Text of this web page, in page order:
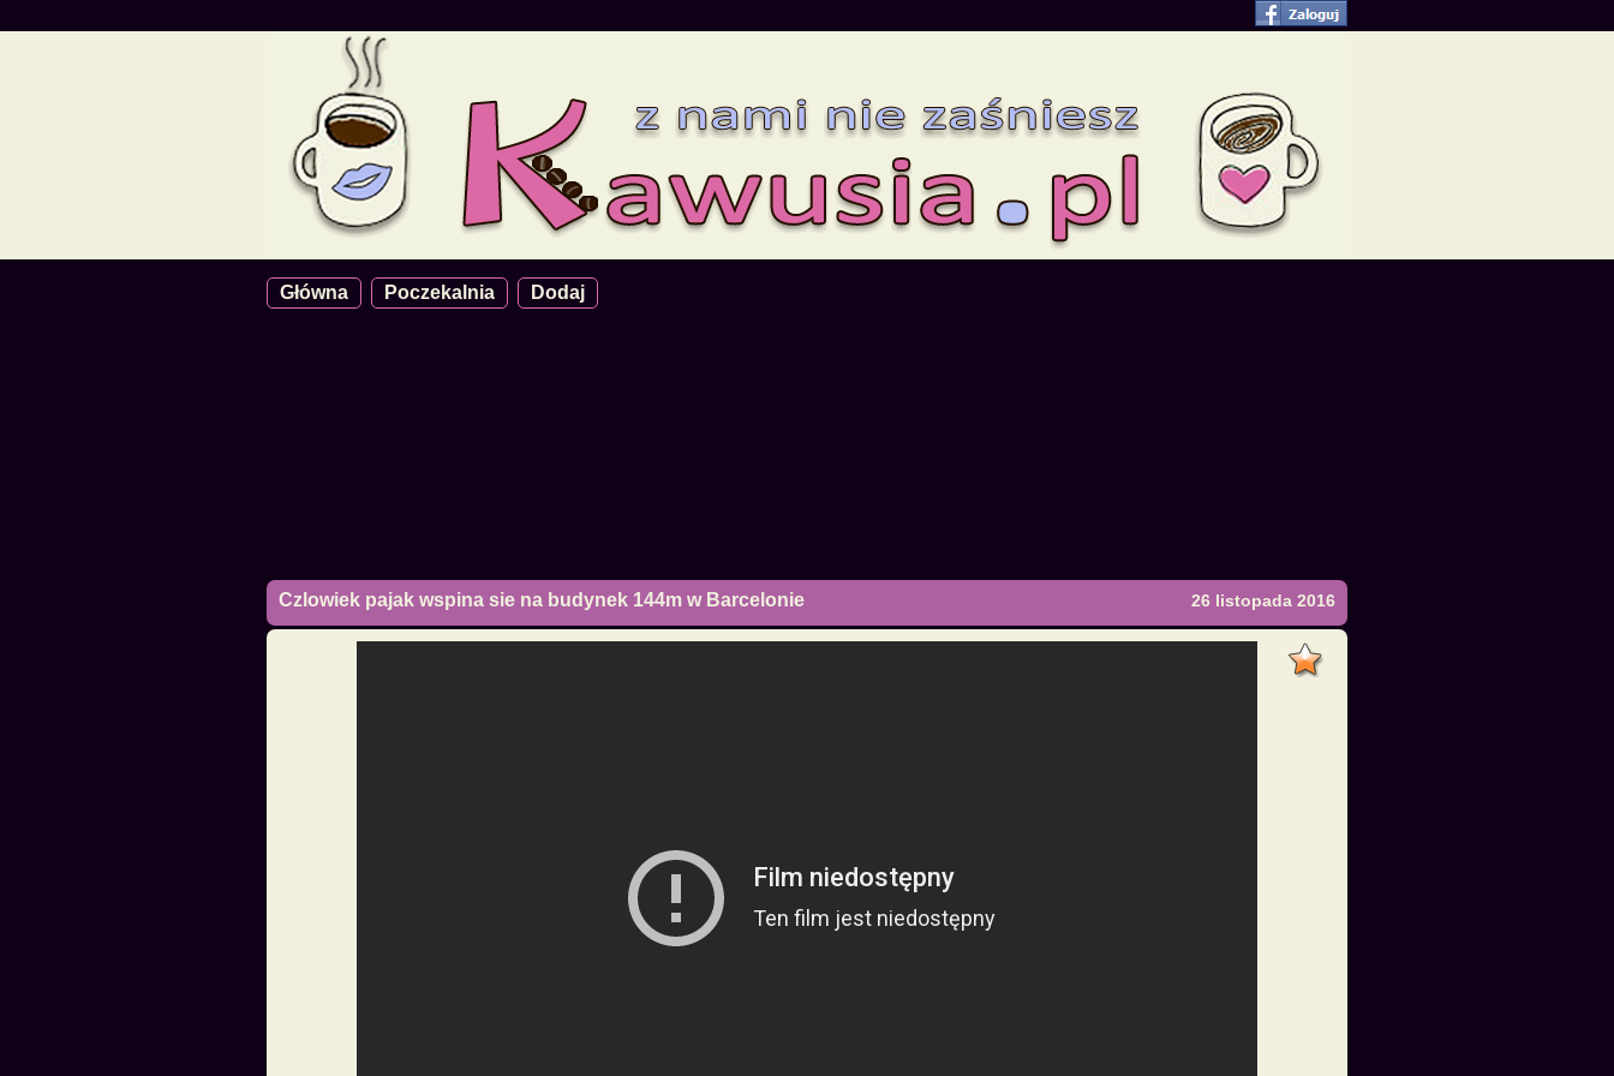
Główna Poczekalnia Dodaj
Czlowiek pajak wspina sie na budynek 144m w Barcelonie 26 listopada 2016